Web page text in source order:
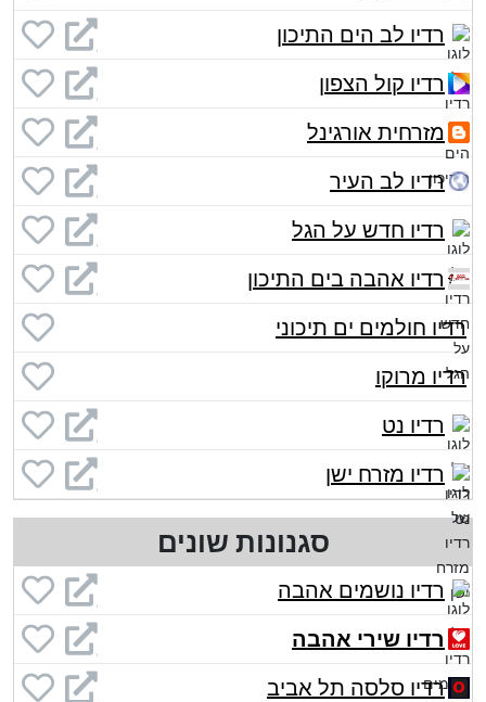
רדיו לב הים התיכון
רדיו קול הצפון
מזרחית אורגינל
רדיו לב העיר
רדיו חדש על הגל
רדיו אהבה בים התיכון
רדיו חולמים ים תיכוני
רדיו מרוקו
רדיו נט
רדיו מזרח ישן
סגנונות שונים
רדיו נושמים אהבה
רדיו שירי אהבה
רדיו סלסה תל אביב